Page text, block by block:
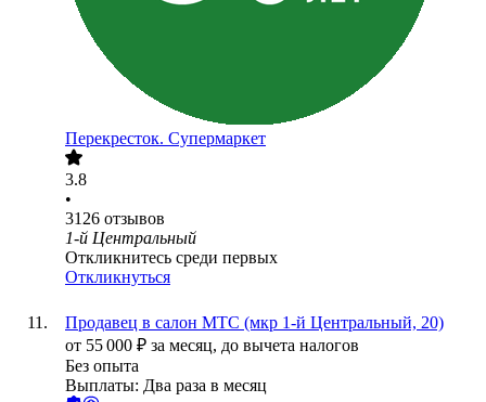
Перекресток. Супермаркет
3.8
•
3126 отзывов
1-й Центральный
Откликнитесь среди первых
Откликнуться
Продавец в салон МТС (мкр 1-й Центральный, 20)
от 55 000 ₽ за месяц, до вычета налогов
Без опыта
Выплаты: Два раза в месяц